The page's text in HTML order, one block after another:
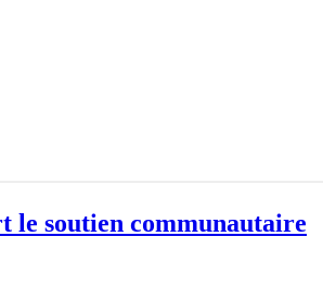
le soutien communautaire